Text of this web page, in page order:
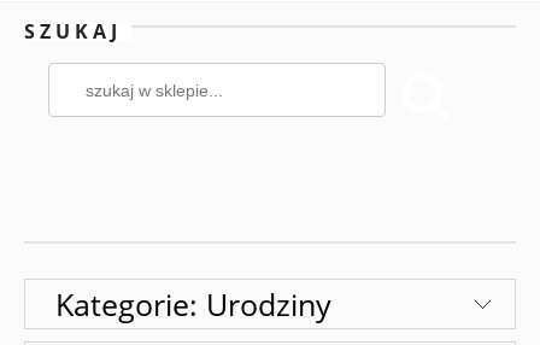
SZUKAJ
Kategorie: Urodziny